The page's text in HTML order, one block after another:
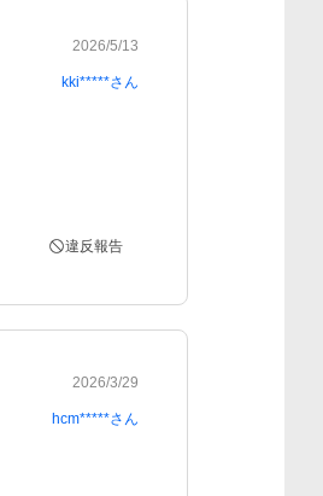
2026/5/13
kki*****さん
違反報告
2026/3/29
hcm*****さん